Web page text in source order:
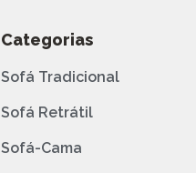
Categorias
Sofá Tradicional
Sofá Retrátil
Sofá-Cama